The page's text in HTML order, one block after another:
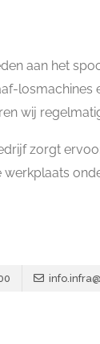
aan het
losmachines
wij
zorgt